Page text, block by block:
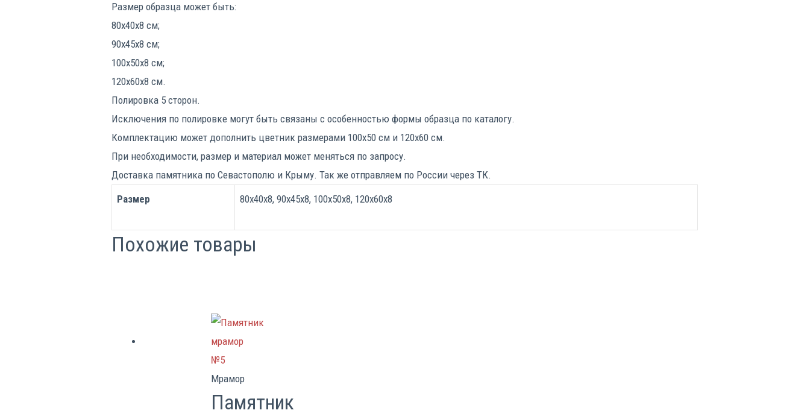
Размер образца может быть:
80х40х8 см;
90х45х8 см;
100х50х8 см;
120х60х8 см.
Полировка 5 сторон.
Исключения по полировке могут быть связаны с особенностью формы образца по каталогу.
Комплектацию может дополнить цветник размерами 100х50 см и 120х60 см.
При необходимости, размер и материал может меняться по запросу.
Доставка памятника по Севастополю и Крыму. Так же отправляем по России через ТК.
Размер
80х40х8, 90х45х8, 100х50х8, 120х60х8
Похожие товары
Мрамор
Памятник